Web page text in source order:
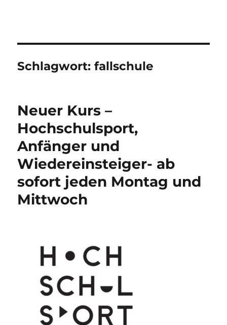
Rostock e.V. – Aktuelles zum
Schlagwort:fallschule
Neuer Kurs –
Hochschulsport,
Anfänger und
Wiedereinsteiger- ab
sofort jeden Montag und
Mittwoch